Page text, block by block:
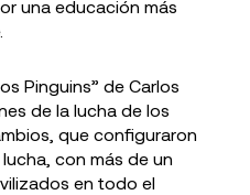
una educación más
Pinguins” de Carlos
de la lucha de los
que configuraron
con más de un
en todo el